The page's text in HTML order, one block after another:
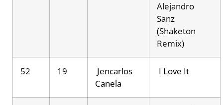
Alejandro
Sanz
(Shaketon
Remix)
52 19
Jencarlos
Canela
I Love It